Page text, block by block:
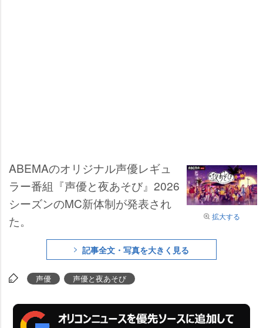
拡大する
ABEMAのオリジナル声優レギュ
ラー番組『声優と夜あそび』2026
シーズンのMC新体制が発表され
た。
記事全文・写真を大きく見る
声優 声優と夜あそび